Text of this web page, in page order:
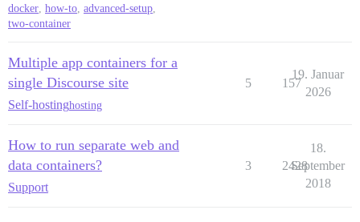
docker, how-to, advanced-setup,
two-container
Multiple app containers for a
single Discourse site
Self-hostinghosting
5 157
19. Januar
2026
How to run separate web and
data containers?
Support
3 2428
18.
September
2018